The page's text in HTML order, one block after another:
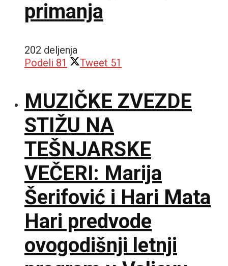
primanja
202 deljenja
Podeli 81 Tweet 51
MUZIČKE ZVEZDE
STIŽU NA
TEŠNJARSKE
VEČERI: Marija
Šerifović i Hari Mata
Hari predvode
ovogodišnji letnji